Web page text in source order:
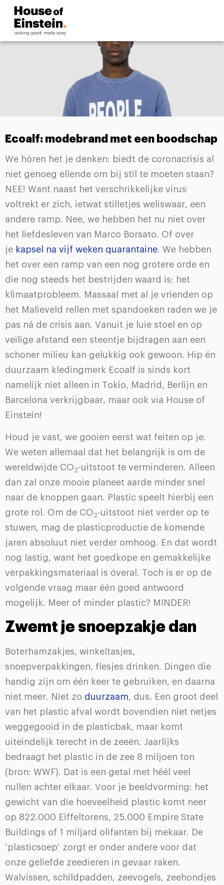
Ecoalf: modebrand met een boodschap
We hóren het je denken: biedt de coronacrisis al
niet genoeg ellende om bij stil te moeten staan?
NEE! Want naast het verschrikkelijke virus
voltrekt er zich, ietwat stilletjes weliswaar, een
andere ramp. Nee, we hebben het nu niet over
het liefdesleven van Marco Borsato. Of over
je kapsel na vijf weken quarantaine. We hebben
het over een ramp van een nog grotere orde en
die nog steeds het bestrijden waard is: het
klimaatprobleem. Massaal met al je vrienden op
het Malieveld rellen met spandoeken raden we je
pas ná de crisis aan. Vanuit je luie stoel en op
veilige afstand een steentje bijdragen aan een
schoner milieu kan gelukkig ook gewoon. Hip én
duurzaam kledingmerk Ecoalf is sinds kort
namelijk niet alleen in Tokio, Madrid, Berlijn en
Barcelona verkrijgbaar, maar ook via House of
Einstein!
Houd je vast, we gooien eerst wat feiten op je.
We weten allemaal dat het belangrijk is om de
wereldwijde CO2-uitstoot te verminderen. Alleen
dan zal onze mooie planeet aarde minder snel
naar de knoppen gaan. Plastic speelt hierbij een
grote rol. Om de CO2-uitstoot niet verder op te
stuwen, mag de plasticproductie de komende
jaren absoluut niet verder omhoog. En dat wordt
nog lastig, want het goedkope en gemakkelijke
verpakkingsmateriaal is óveral. Toch is er op de
volgende vraag maar één goed antwoord
mogelijk. Meer of minder plastic? MINDER!
Zwemt je snoepzakje dan
Boterhamzakjes, winkeltasjes,
snoepverpakkingen, flesjes drinken. Dingen die
handig zijn om één keer te gebruiken, en daarna
niet meer. Niet zo duurzaam, dus. Een groot deel
van het plastic afval wordt bovendien niet netjes
weggegooid in de plasticbak, maar komt
uiteindelijk terecht in de zeeën. Jaarlijks
bedraagt het plastic in de zee 8 miljoen ton
(bron: WWF). Dat is een getal met héél veel
nullen achter elkaar. Voor je beeldvorming: het
gewicht van die hoeveelheid plastic komt neer
op 822.000 Eiffeltorens, 25.000 Empire State
Buildings of 1 miljard olifanten bij mekaar. De
‘plasticsoep’ zorgt er onder andere voor dat
onze geliefde zeedieren in gevaar raken.
Walvissen, schildpadden, zeevogels, zeehondjes